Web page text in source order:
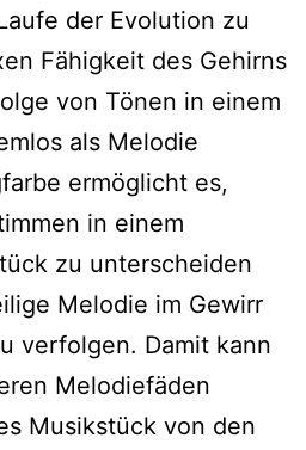
der Evolution zu
Fähigkeit des Gehirns
von Tönen in einem
als Melodie
ermöglicht es,
in einem
zu unterscheiden
Melodie im Gewirr
verfolgen. Damit kann
Melodiefäden
Musikstück von den